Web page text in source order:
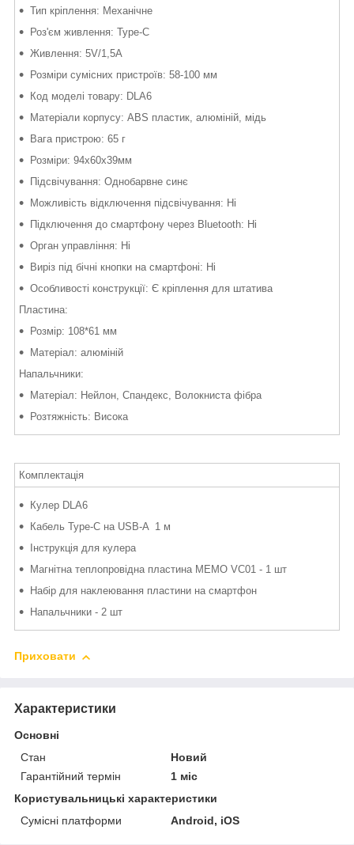
Тип кріплення: Механічне
Роз'єм живлення: Type-C
Живлення: 5V/1,5A
Розміри сумісних пристроїв: 58-100 мм
Код моделі товару: DLA6
Матеріали корпусу: ABS пластик, алюміній, мідь
Вага пристрою: 65 г
Розміри: 94х60х39мм
Підсвічування: Однобарвне синє
Можливість відключення підсвічування: Ні
Підключення до смартфону через Bluetooth: Ні
Орган управління: Ні
Виріз під бічні кнопки на смартфоні: Ні
Особливості конструкції: Є кріплення для штатива
Пластина:
Розмір: 108*61 мм
Матеріал: алюміній
Напальчники:
Матеріал: Нейлон, Спандекс, Волокниста фібра
Розтяжність: Висока
Комплектація
Кулер DLA6
Кабель Type-C на USB-A 1 м
Інструкція для кулера
Магнітна теплопровідна пластина MEMO VC01 - 1 шт
Набір для наклеювання пластини на смартфон
Напальчники - 2 шт
Приховати
Характеристики
Основні
Стан
Новий
Гарантійний термін
1 міс
Користувальницькі характеристики
Сумісні платформи
Android, iOS